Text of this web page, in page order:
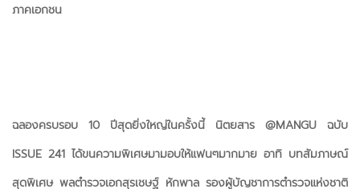
ภาคเอกชน
ฉลองครบรอบ 10 ปีสุดยิ่งใหญ่ในครั้งนี้ นิตยสาร @MANGU ฉบับ
ISSUE 241 ได้ขนความพิเศษมามอบให้แฟนๆมากมาย อาทิ บทสัมภาษณ์
สุดพิเศษ พลตำรวจเอกสุรเชษฐ์ หักพาล รองผู้บัญชาการตำรวจแห่งชาติ